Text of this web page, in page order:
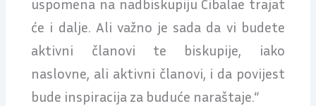
uspomena na nadbiskupiju Cibalae trajat
će i dalje. Ali važno je sada da vi budete
aktivni članovi te biskupije, iako
naslovne, ali aktivni članovi, i da povijest
bude inspiracija za buduće naraštaje.“